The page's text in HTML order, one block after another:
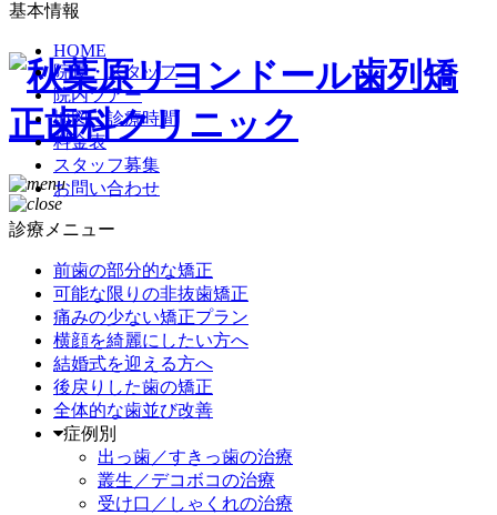
基本情報
HOME
院長・スタッフ
院内ツアー
地図・診療時間
料金表
スタッフ募集
お問い合わせ
診療メニュー
前歯の部分的な矯正
可能な限りの非抜歯矯正
痛みの少ない矯正プラン
横顔を綺麗にしたい方へ
結婚式を迎える方へ
後戻りした歯の矯正
全体的な歯並び改善
症例別
出っ歯／すきっ歯の治療
叢生／デコボコの治療
受け口／しゃくれの治療